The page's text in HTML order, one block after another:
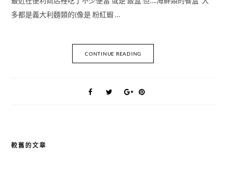
多都是義大利麵類的(像是 粉紅蝦 …
CONTINUE READING
文
較舊的文章